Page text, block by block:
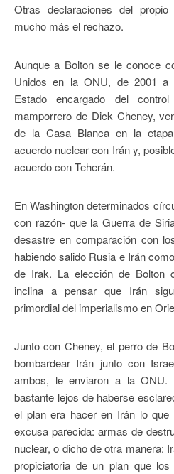
Otras declaraciones del
mucho más el rechazo.
Aunque a Bolton se le conoce
Unidos en la ONU, de 2001 a
Estado encargado del
mamporrero de Dick Cheney,
de la Casa Blanca en la
acuerdo nuclear con Irán y,
acuerdo con Teherán.
En Washington determinados
con razón- que la Guerra de
desastre en comparación con
habiendo salido Rusia e Irán
de Irak. La elección de Bolton
inclina a pensar que Irán
primordial del imperialismo en
Junto con Cheney, el perro de
bombardear Irán junto con
ambos, le enviaron a la ONU.
bastante lejos de haberse
el plan era hacer en Irán lo
excusa parecida: armas de
nuclear, o dicho de otra manera:
propiciatoria de un plan que